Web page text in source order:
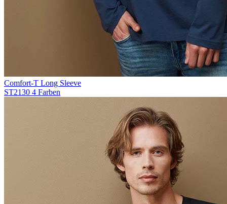
Comfort-T Long Sleeve
ST2130 4 Farben